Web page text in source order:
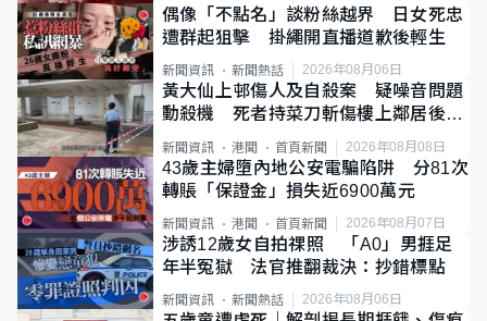
偶像「不點名」談粉絲越界 日女死忠
遭群起狙擊 掛繩開直播道歉後輕生
新聞資訊 新聞熱話 2026年08月06日
黃大仙上邨傷人及自殺案 疑噪音問題
動殺機 死者持菜刀斬傷樓上鄰居後墮
新聞資訊 港聞 首頁新聞 2026年08月08日
43歲主婦墮內地公安電騙陷阱 分81次
轉賬「保證金」損失近6900萬元
新聞資訊 港聞 首頁新聞 2026年08月07日
涉誘12歲女自拍祼照 「A0」男捱足
年半冤獄 法官推翻裁決：抄錯標點
新聞資訊 新聞熱話 2026年08月06日